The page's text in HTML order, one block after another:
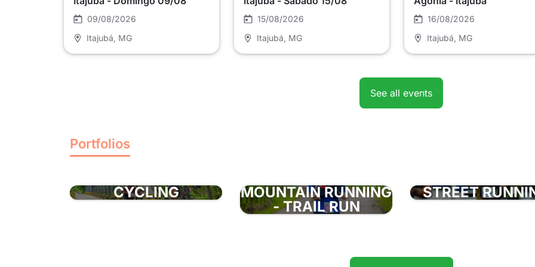
09/08/2026
Itajubá , MG
15/08/2026
Itajubá , MG
16/08/2026
Itajubá , MG
See all events
Portfolios
CYCLING
MOUNTAIN RUNNING
- TRAIL RUN
STREET